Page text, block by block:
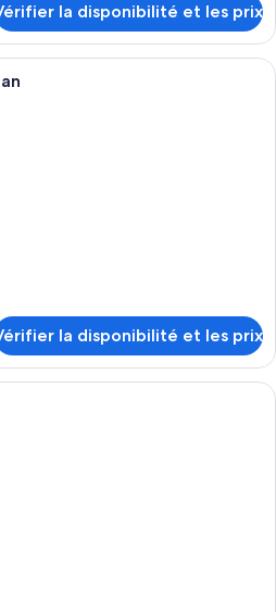
la disponibilité et les prix
Minibar, coffres-forts dans les
la disponibilité et les prix
Une chambre d’hôtel avec un lit,